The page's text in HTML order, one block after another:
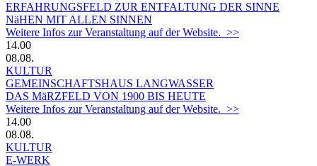
ERFAHRUNGSFELD ZUR ENTFALTUNG DER SINNE
NäHEN MIT ALLEN SINNEN
Weitere Infos zur Veranstaltung auf der Website. >>
14.00
08.08.
KULTUR
GEMEINSCHAFTSHAUS LANGWASSER
DAS MäRZFELD VON 1900 BIS HEUTE
Weitere Infos zur Veranstaltung auf der Website. >>
14.00
08.08.
KULTUR
E-WERK